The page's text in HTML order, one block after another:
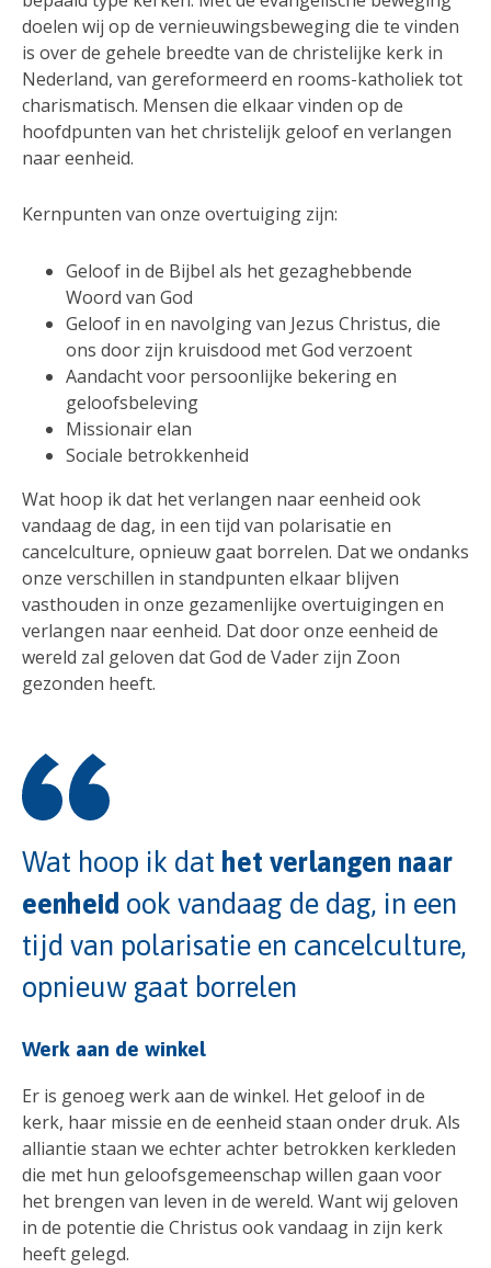
doelen wij op de vernieuwingsbeweging die te vinden
is over de gehele breedte van de christelijke kerk in
Nederland, van gereformeerd en rooms-katholiek tot
charismatisch. Mensen die elkaar vinden op de
hoofdpunten van het christelijk geloof en verlangen
naar eenheid.
Kernpunten van onze overtuiging zijn:
Geloof in de Bijbel als het gezaghebbende
Woord van God
Geloof in en navolging van Jezus Christus, die
ons door zijn kruisdood met God verzoent
Aandacht voor persoonlijke bekering en
geloofsbeleving
Missionair elan
Sociale betrokkenheid
Wat hoop ik dat het verlangen naar eenheid ook
vandaag de dag, in een tijd van polarisatie en
cancelculture, opnieuw gaat borrelen. Dat we ondanks
onze verschillen in standpunten elkaar blijven
vasthouden in onze gezamenlijke overtuigingen en
verlangen naar eenheid. Dat door onze eenheid de
wereld zal geloven dat God de Vader zijn Zoon
gezonden heeft.
Wat hoop ik dat het verlangen naar
eenheid ook vandaag de dag, in een
tijd van polarisatie en cancelculture,
opnieuw gaat borrelen
Werk aan de winkel
Er is genoeg werk aan de winkel. Het geloof in de
kerk, haar missie en de eenheid staan onder druk. Als
alliantie staan we echter achter betrokken kerkleden
die met hun geloofsgemeenschap willen gaan voor
het brengen van leven in de wereld. Want wij geloven
in de potentie die Christus ook vandaag in zijn kerk
heeft gelegd.